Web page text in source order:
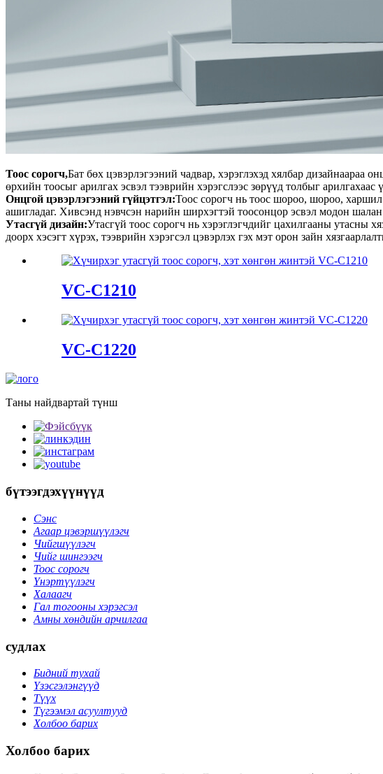
Тоос сорогч,Бат бөх цэвэрлэгээний чадвар, хэрэглэхэд хялбар
өрхийн тоосыг арилгах эсвэл тээврийн хэрэгслээс зөрүүд толбыг
Онцгой цэвэрлэгээний гүйцэтгэл:Тоос сорогч нь тоос шороо, шороо, харшил
ашигладаг. Хивсэнд нэвчсэн нарийн ширхэгтэй тоосонцор эсвэл модон
Утасгүй дизайн:Утасгүй тоос сорогч нь хэрэглэгчдийг цахилгааны утасны
доорх хэсэгт хүрэх, тээврийн хэрэгсэл цэвэрлэх гэх мэт орон зайн
VC-C1210
VC-C1220
Таны найдвартай түнш
бүтээгдэхүүнүүд
Сэнс
Агаар цэвэршүүлэгч
Чийгшүүлэгч
Чийг шингээгч
Тоос сорогч
Үнэртүүлэгч
Халаагч
Гал тогооны хэрэгсэл
Амны хөндийн арчилгаа
судлах
Бидний тухай
Үзэсгэлэнгүүд
Түүх
Түгээмэл асуултууд
Холбоо барих
Холбоо барих